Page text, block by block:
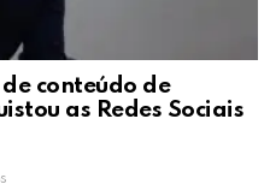
conteúdo de
as Redes Sociais